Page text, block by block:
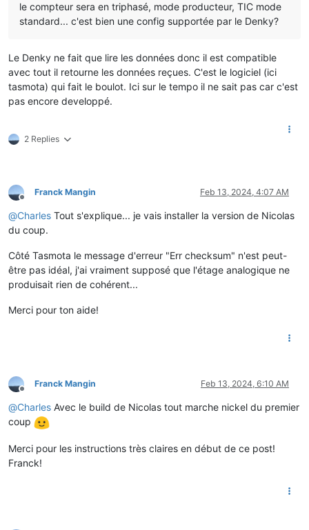
le compteur sera en triphasé, mode producteur, TIC mode
standard... c'est bien une config supportée par le Denky?
Le Denky ne fait que lire les données donc il est compatible
avec tout il retourne les données reçues. C'est le logiciel (ici
tasmota) qui fait le boulot. Ici sur le tempo il ne sait pas car c'est
pas encore developpé.
2 Replies
Offline
Franck Mangin Feb 13, 2024, 4:07 AM
@Charles Tout s'explique... je vais installer la version de Nicolas
du coup.
Côté Tasmota le message d'erreur "Err checksum" n'est peut-
être pas idéal, j'ai vraiment supposé que l'étage analogique ne
produisait rien de cohérent...
Merci pour ton aide!
Offline
Franck Mangin Feb 13, 2024, 6:10 AM
@Charles Avec le build de Nicolas tout marche nickel du premier
coup
Merci pour les instructions très claires en début de ce post!
Franck!